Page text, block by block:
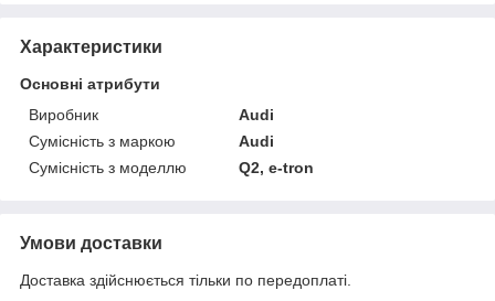
Характеристики
Основні атрибути
Виробник
Audi
Сумісність з маркою
Audi
Сумісність з моделлю
Q2, e-tron
Умови доставки
Доставка здійснюється тільки по передоплаті.